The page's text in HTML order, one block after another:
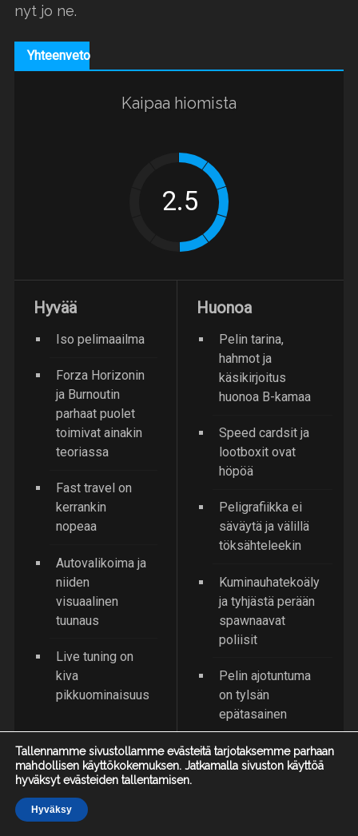
nyt jo ne.
Yhteenveto
Kaipaa hiomista
Hyvää
Iso pelimaailma
Forza Horizonin
ja Burnoutin
parhaat puolet
toimivat ainakin
teoriassa
Fast travel on
kerrankin
nopeaa
Autovalikoima ja
niiden
visuaalinen
tuunaus
Live tuning on
kiva
pikkuominaisuus
Huonoa
Pelin tarina,
hahmot ja
käsikirjoitus
huonoa B-kamaa
Speed cardsit ja
lootboxit ovat
höpöä
Peligrafiikka ei
säväytä ja välillä
töksähteleekin
Kuminauhatekoäly
ja tyhjästä perään
spawnaavat
poliisit
Pelin ajotuntuma
on tylsän
epätasainen
Pelimaailma ei ole
aina niin avoin kuin
Tallennamme sivustollamme evästeitä tarjotaksemme parhaan
mahdollisen käyttökokemuksen. Jatkamalla sivuston käyttöä
hyväksyt evästeiden tallentamisen.
Hyväksy
Etusivu